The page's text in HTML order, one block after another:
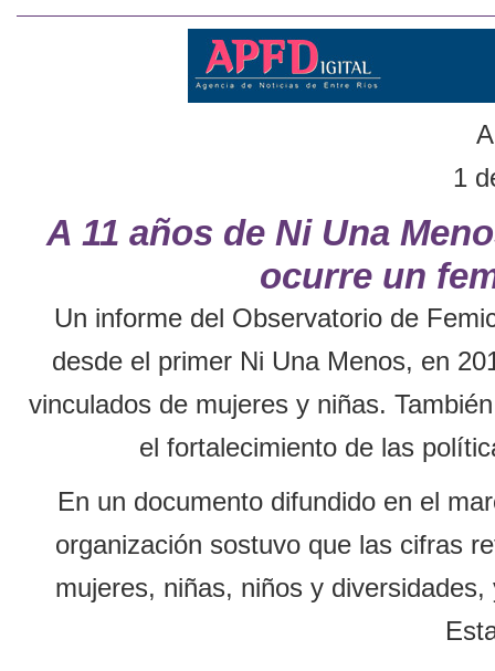
1
A 11 años de Ni Una
ocurre un
Un informe del Observatorio de
desde el primer Ni Una Menos, en
vinculados de mujeres y niñas.
el fortalecimiento de las
En un documento difundido en el
organización sostuvo que las cifras
mujeres, niñas, niños y